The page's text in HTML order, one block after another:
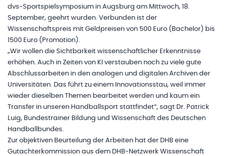
dvs-Sportspielsymposium in Augsburg am Mittwoch, 18.
September, geehrt wurden. Verbunden ist der
Wissenschaftspreis mit Geldpreisen von 500 Euro (Bachelor) bis
1500 Euro (Promotion).
„Wir wollen die Sichtbarkeit wissenschaftlicher Erkenntnisse
erhöhen. Auch in Zeiten von KI verstauben noch zu viele gute
Abschlussarbeiten in den analogen und digitalen Archiven der
Universitäten. Das führt zu einem Innovationsstau, weil immer
wieder dieselben Themen bearbeitet werden und kaum ein
Transfer in unseren Handballsport stattfindet“, sagt Dr. Patrick
Luig, Bundestrainer Bildung und Wissenschaft des Deutschen
Handballbundes.
Zur objektiven Beurteilung der Arbeiten hat der DHB eine
Gutachterkommission aus dem DHB-Netzwerk Wissenschaft